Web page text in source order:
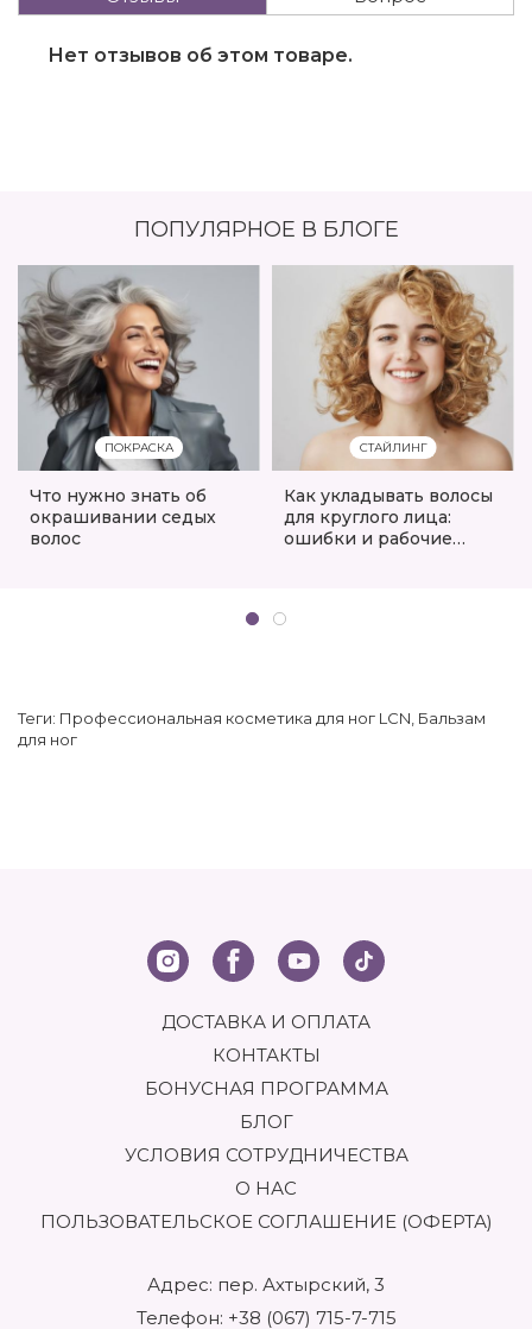
Нет отзывов об этом товаре.
ПОПУЛЯРНОЕ В БЛОГЕ
ПОКРАСКА
Что нужно знать об
окрашивании седых
волос
СТАЙЛИНГ
Как укладывать волосы
для круглого лица:
ошибки и рабочие
Теги: Профессиональная косметика для ног LCN Бальзам
для ног
ДОСТАВКА И ОПЛАТА
КОНТАКТЫ
БОНУСНАЯ ПРОГРАММА
БЛОГ
УСЛОВИЯ СОТРУДНИЧЕСТВА
О НАС
ПОЛЬЗОВАТЕЛЬСКОЕ СОГЛАШЕНИЕ (ОФЕРТА)
Адрес: пер. Ахтырский, 3
Телефон: +38 (067) 715-7-715